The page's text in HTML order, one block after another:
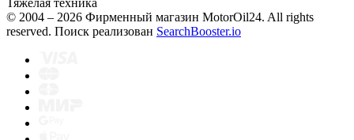
© 2004 – 2026 Фирменный магазин MotorOil24. All rights
reserved. Поиск реализован SearchBooster.io